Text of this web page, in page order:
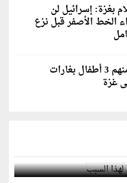
بغزة: إسرائيل لن
الخط الأصفر قبل نزع
10 شهداء منهم 3 أطفال بغارات
غزة
لهذا السبب